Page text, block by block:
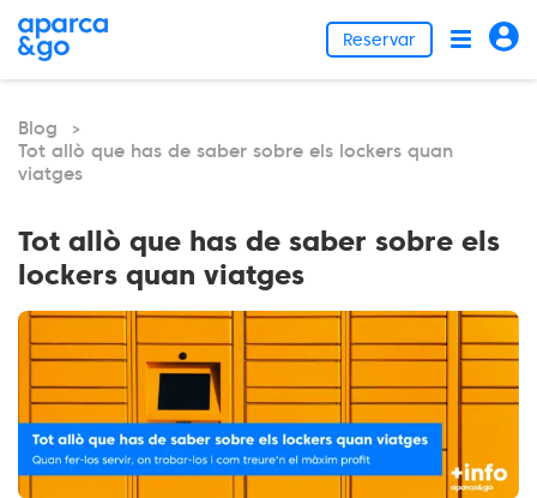
Reservar
Blog >
Tot allò que has de saber sobre els lockers quan
viatges
Tot allò que has de saber sobre els
lockers quan viatges